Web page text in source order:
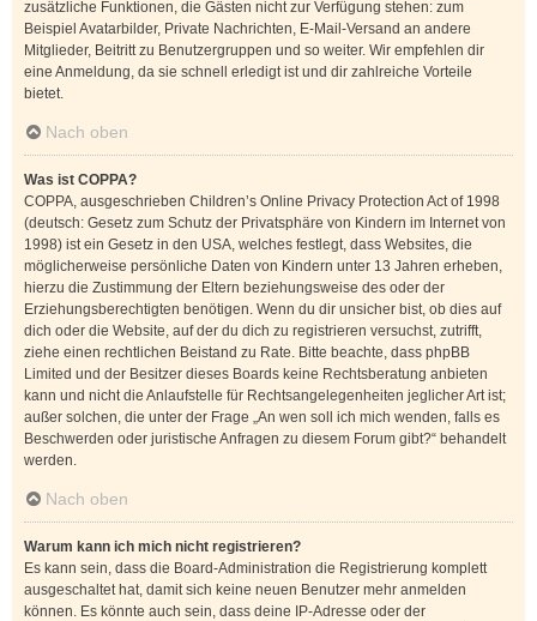
zusätzliche Funktionen, die Gästen nicht zur Verfügung stehen: zum
Beispiel Avatarbilder, Private Nachrichten, E-Mail-Versand an andere
Mitglieder, Beitritt zu Benutzergruppen und so weiter. Wir empfehlen dir
eine Anmeldung, da sie schnell erledigt ist und dir zahlreiche Vorteile
bietet.
Nach oben
Was ist COPPA?
COPPA, ausgeschrieben Children’s Online Privacy Protection Act of 1998
(deutsch: Gesetz zum Schutz der Privatsphäre von Kindern im Internet von
1998) ist ein Gesetz in den USA, welches festlegt, dass Websites, die
möglicherweise persönliche Daten von Kindern unter 13 Jahren erheben,
hierzu die Zustimmung der Eltern beziehungsweise des oder der
Erziehungsberechtigten benötigen. Wenn du dir unsicher bist, ob dies auf
dich oder die Website, auf der du dich zu registrieren versuchst, zutrifft,
ziehe einen rechtlichen Beistand zu Rate. Bitte beachte, dass phpBB
Limited und der Besitzer dieses Boards keine Rechtsberatung anbieten
kann und nicht die Anlaufstelle für Rechtsangelegenheiten jeglicher Art ist;
außer solchen, die unter der Frage „An wen soll ich mich wenden, falls es
Beschwerden oder juristische Anfragen zu diesem Forum gibt?“ behandelt
werden.
Nach oben
Warum kann ich mich nicht registrieren?
Es kann sein, dass die Board-Administration die Registrierung komplett
ausgeschaltet hat, damit sich keine neuen Benutzer mehr anmelden
können. Es könnte auch sein, dass deine IP-Adresse oder der